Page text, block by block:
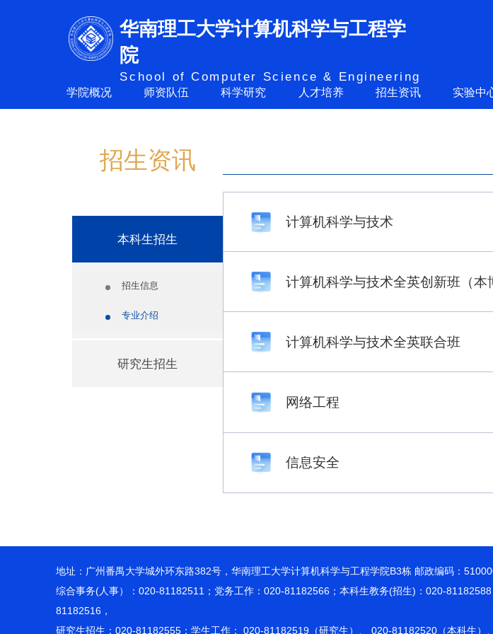
华南理工大学计算机科学与工程学
院
School of Computer Science & Engineering
学院概况 师资队伍 科学研究 人才培养 招生资讯 实验中
招生资讯
招生资讯
本科生招生
招生信息
专业介绍
研究生招生
计算机科学与技术
计算机科学与技术全英创新班（本
计算机科学与技术全英联合班
网络工程
信息安全
地址：广州番禺大学城外环东路382号，华南理工大学计算机科学与工程学院B3栋 邮政编码：
综合事务(人事）：020-81182511；党务工作：020-81182566；本科生教务(招生)：020-
81182516，
研究生招生：020-81182555；学生工作： 020-81182519（研究生）、 020-81182520（本科生）